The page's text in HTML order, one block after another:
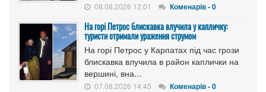
08.08.2026 12:01 Коменарів - 0
На горі Петрос блискавка влучила у капличку:
туристи отримали ураження струмом
На горі Петрос у Карпатах під час грози
блискавка влучила в район каплички на
вершині, вна...
07.08.2026 14:45 Коменарів - 0